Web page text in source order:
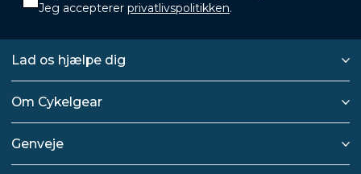
Jeg accepterer privatlivspolitikken.
Lad os hjælpe dig
Om Cykelgear
Genveje